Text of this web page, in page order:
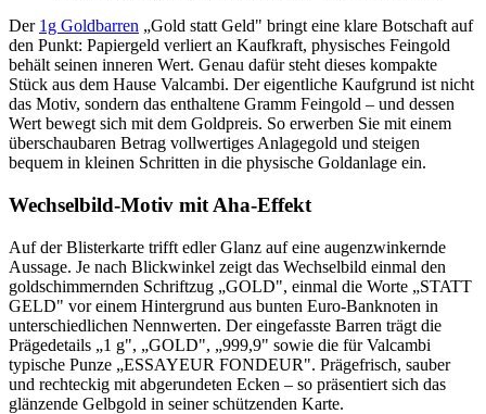
Der 1g Goldbarren „Gold statt Geld" bringt eine klare Botschaft auf
den Punkt: Papiergeld verliert an Kaufkraft, physisches Feingold
behält seinen inneren Wert. Genau dafür steht dieses kompakte
Stück aus dem Hause Valcambi. Der eigentliche Kaufgrund ist nicht
das Motiv, sondern das enthaltene Gramm Feingold – und dessen
Wert bewegt sich mit dem Goldpreis. So erwerben Sie mit einem
überschaubaren Betrag vollwertiges Anlagegold und steigen
bequem in kleinen Schritten in die physische Goldanlage ein.
Wechselbild-Motiv mit Aha-Effekt
Auf der Blisterkarte trifft edler Glanz auf eine augenzwinkernde
Aussage. Je nach Blickwinkel zeigt das Wechselbild einmal den
goldschimmernden Schriftzug „GOLD", einmal die Worte „STATT
GELD" vor einem Hintergrund aus bunten Euro-Banknoten in
unterschiedlichen Nennwerten. Der eingefasste Barren trägt die
Prägedetails „1 g", „GOLD", „999,9" sowie die für Valcambi
typische Punze „ESSAYEUR FONDEUR". Prägefrisch, sauber
und rechteckig mit abgerundeten Ecken – so präsentiert sich das
glänzende Gelbgold in seiner schützenden Karte.